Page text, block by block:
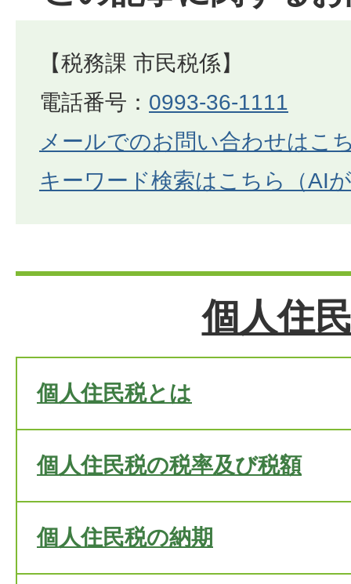
【税務課 市民税係】
電話番号： 0993-36-1111
メールでのお問い合わせはこ
キーワード検索はこちら（AI
個人住
個人住民税とは
個人住民税の税率及び税額
個人住民税の納期